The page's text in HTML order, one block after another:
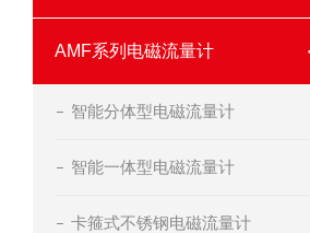
AMF系列电磁流量计
智能分体型电磁流量计
智能一体型电磁流量计
卡箍式不锈钢电磁流量计